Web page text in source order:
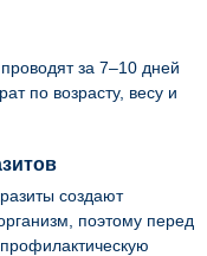
за 7–10 дней
по возрасту, весу и
создают
поэтому перед